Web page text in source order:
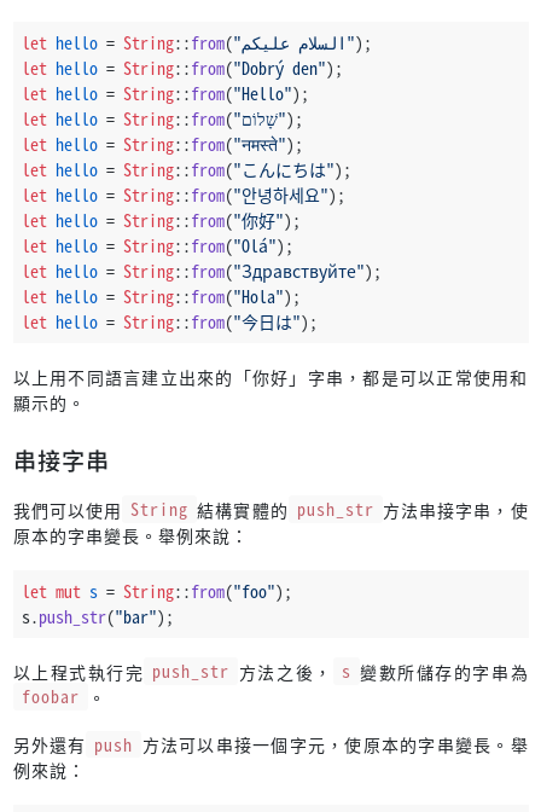
let hello = String::from( "السلام عليكم");
let hello = String::from("Dobrý den");
let hello = String::from("Hello");
let hello = String::from( "שָׁלוֹם");
let hello = String::from("नमस्ते");
let hello = String::from("こんにちは");
let hello = String::from("안녕하세요");
let hello = String::from("你好");
let hello = String::from("Olá");
let hello = String::from("Здравствуйте");
let hello = String::from("Hola");
let hello = String::from("今日は");
以上用不同語言建立出來的「你好」字串，都是可以正常使用和
顯示的。
串接字串
我們可以使用 String 結構實體的 push_str 方法串接字串，使
原本的字串變長。舉例來說：
let mut s = String::from("foo");
s.push_str("bar");
以上程式執行完 push_str 方法之後， s 變數所儲存的字串為
foobar
。
另外還有 push 方法可以串接一個字元，使原本的字串變長。舉
例來說：